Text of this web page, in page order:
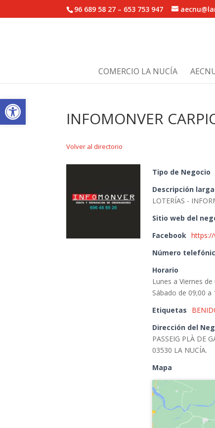
Abrir barra de herramientas
96 689 58 27 – 653 753 947
COMERCIO LA NUCÍA
INFOMONVER
Volver al directorio
Tipo de Negocio
Descripción
LOTERÍAS -
Sitio web del
Facebook
Número
Horario
Lunes a Viernes
Sábado de 09;00 a
Etiquetas
Dirección del
PASSEIG PLÀ DE
03530 LA NUCÍA.
Mapa